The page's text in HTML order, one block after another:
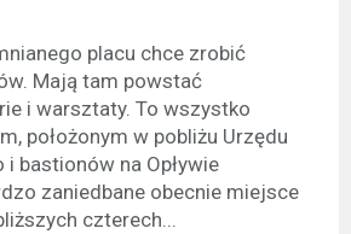
placu chce zrobić
Mają tam powstać
i warsztaty. To wszystko
położonym w pobliżu Urzędu
bastionów na Opływie
zaniedbane obecnie miejsce
czterech...